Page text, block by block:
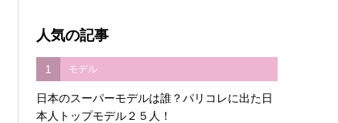
人気の記事
1 モデル
日本のスーパーモデルは誰？パリコレに出た日
本人トップモデル２５人！